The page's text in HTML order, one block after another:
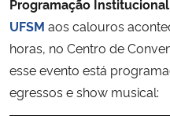
Advocacia-Geral da União
Banco Central do Brasil
Planalto
Programação Institucional
UFSM aos calouros
horas, no Centro de
esse evento está
egressos e show musical: